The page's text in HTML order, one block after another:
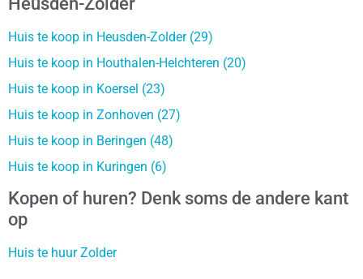
Huis te koop in Heusden-Zolder (29)
Huis te koop in Houthalen-Helchteren (20)
Huis te koop in Koersel (23)
Huis te koop in Zonhoven (27)
Huis te koop in Beringen (48)
Huis te koop in Kuringen (6)
Kopen of huren? Denk soms de andere kant
op
Huis te huur Zolder